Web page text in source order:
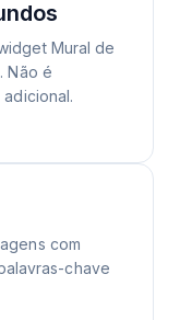
Mural de
Não é
com
chave